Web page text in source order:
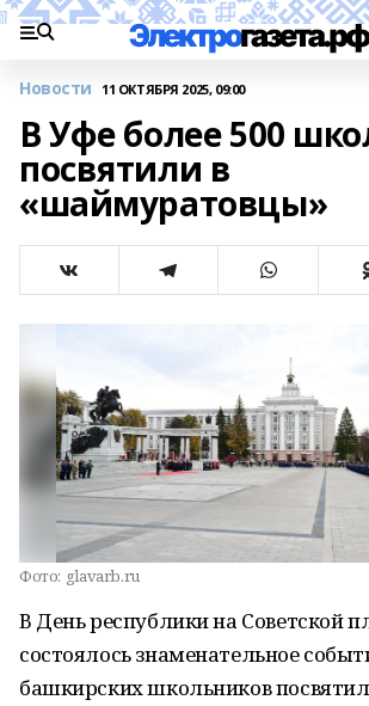
Новости 11 ОКТЯБРЯ 2025, 09:00
В Уфе более 500
посвятили в
«шаймуратовцы»
Фото: glavarb.ru
В День республики на Советской
состоялось знаменательное
башкирских школьников